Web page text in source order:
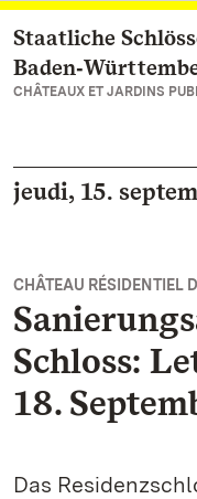
Vers la page
Staatliche
CHÂTEAUX ET JARDINS
jeudi, 15.
CHÂTEAU RÉSIDENTIEL
Schloss:
18.
Das